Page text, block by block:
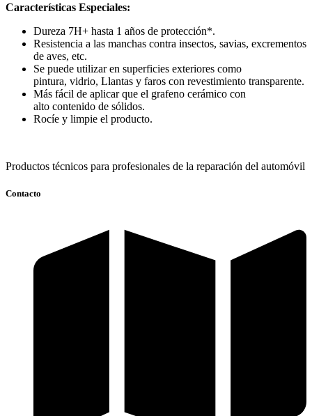
Características Especiales:
Dureza 7H+ hasta 1 años de protección*.
Resistencia a las manchas contra insectos, savias, excrementos
de aves, etc.
Se puede utilizar en superficies exteriores como
pintura, vidrio, Llantas y faros con revestimiento transparente.
Más fácil de aplicar que el grafeno cerámico con
alto contenido de sólidos.
Rocíe y limpie el producto.
Productos técnicos para profesionales de la reparación del automóvil
Contacto